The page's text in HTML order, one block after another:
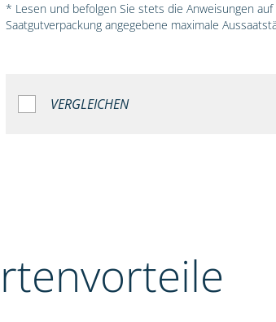
* Lesen und befolgen Sie stets die Anweisungen
Saatgutverpackung angegebene maximale
VERGLEICHEN